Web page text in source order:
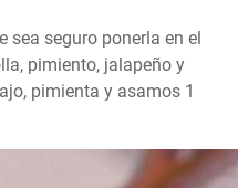
sea seguro ponerla en el
pimiento, jalapeño y
pimienta y asamos 1